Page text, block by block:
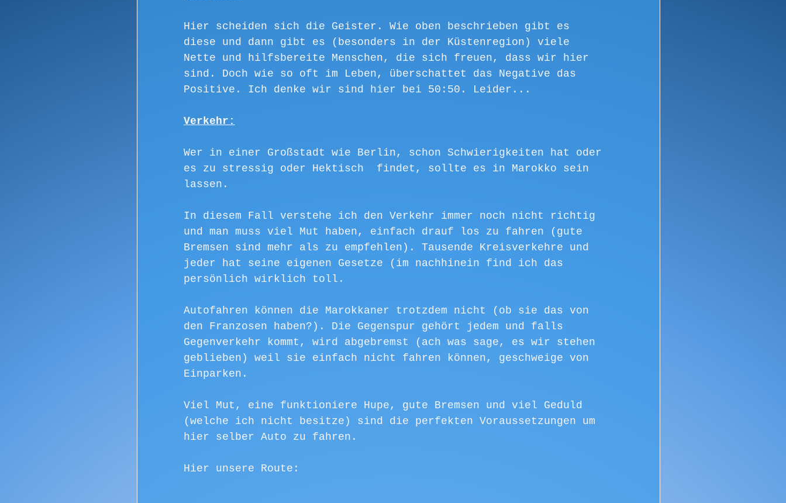
Hier scheiden sich die Geister. Wie oben beschrieben gibt es
diese und dann gibt es (besonders in der Küstenregion) viele
Nette und hilfsbereite Menschen, die sich freuen, dass wir hier
sind. Doch wie so oft im Leben, überschattet das Negative das
Positive. Ich denke wir sind hier bei 50:50. Leider...
Verkehr:
Wer in einer Großstadt wie Berlin, schon Schwierigkeiten hat oder
es zu stressig oder Hektisch  findet, sollte es in Marokko sein
lassen.
In diesem Fall verstehe ich den Verkehr immer noch nicht richtig
und man muss viel Mut haben, einfach drauf los zu fahren (gute
Bremsen sind mehr als zu empfehlen). Tausende Kreisverkehre und
jeder hat seine eigenen Gesetze (im nachhinein find ich das
persönlich wirklich toll.
Autofahren können die Marokkaner trotzdem nicht (ob sie das von
den Franzosen haben?). Die Gegenspur gehört jedem und falls
Gegenverkehr kommt, wird abgebremst (ach was sage, es wir stehen
geblieben) weil sie einfach nicht fahren können, geschweige von
Einparken.
Viel Mut, eine funktioniere Hupe, gute Bremsen und viel Geduld
(welche ich nicht besitze) sind die perfekten Voraussetzungen um
hier selber Auto zu fahren.
Hier unsere Route: